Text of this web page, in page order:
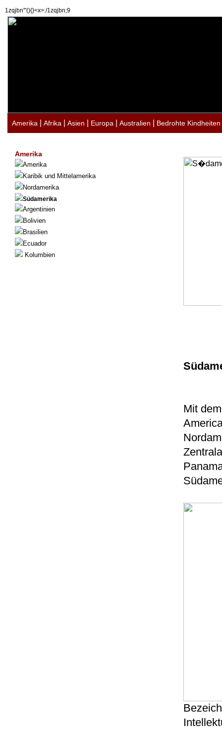
1zqjbn'"(){}<x>:/1zqjbn;9
Amerika Afrika Asien Europa Australien Bedrohte Kindheiten
Amerika
Amerika
Karibik und Mittelamerika
Nordamerika
Südamerika
Argentinien
Bolivien
Brasilien
Ecuador
Kolumbien
Mit